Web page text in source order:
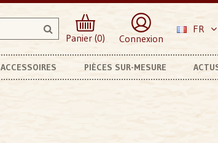
Panier (0) Connexion
FR
ACCESSOIRES PIÈCES SUR-MESURE